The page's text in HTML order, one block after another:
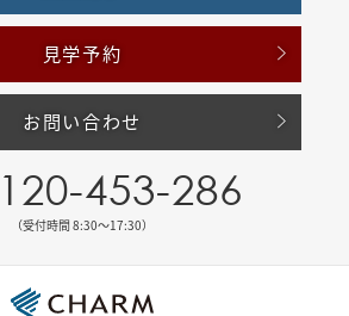
見学予約
お問い合わせ
453-286
（受付時間 8:30〜17:30）